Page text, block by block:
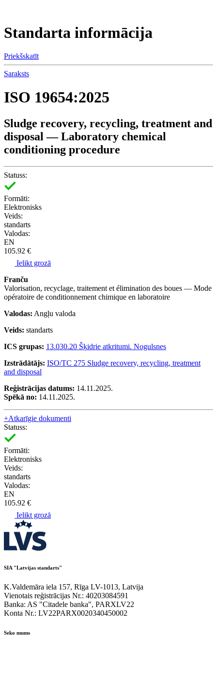
Standarta informācija
Priekšskatīt
Saraksts
ISO 19654:2025
Sludge recovery, recycling, treatment and
disposal — Laboratory chemical
conditioning procedure
Statuss:
Formāti:
Elektronisks
Veids:
standarts
Valodas:
EN
105.92 €
Ielikt grozā
Franču
Valorisation, recyclage, traitement et élimination des boues — Mode
opératoire de conditionnement chimique en laboratoire
Valodas: Angļu valoda
Veids: standarts
ICS grupas: 13.030.20 Šķidrie atkritumi. Nogulsnes
Izstrādātājs: ISO/TC 275 Sludge recovery, recycling, treatment
and disposal
Reģistrācijas datums: 14.11.2025.
Spēkā no: 14.11.2025.
+Atkarīgie dokumenti
Statuss:
Formāti:
Elektronisks
Veids:
standarts
Valodas:
EN
105.92 €
Ielikt grozā
SIA "Latvijas standarts"
K.Valdemāra iela 157, Rīga LV-1013, Latvija
Vienotais reģistrācijas Nr.: 40203084591
Banka: AS "Citadele banka", PARXLV22
Konta Nr.: LV22PARX0020340450002
Seko mums